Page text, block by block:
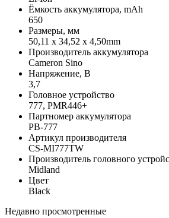
Ёмкость аккумулятора, mAh
650
Размеры, мм
50,11 x 34,52 x 4,50mm
Производитель аккумулятора
Cameron Sino
Напряжение, В
3,7
Головное устройство
777, PMR446+
Партномер аккумулятора
PB-777
Артикул производителя
CS-MI777TW
Производитель головного
Midland
Цвет
Black
Недавно просмотренные